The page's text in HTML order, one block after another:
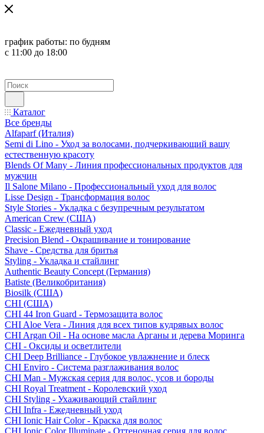
график работы: по будням
с 11:00 до 18:00
Каталог
Все бренды
Alfaparf (Италия)
Semi di Lino - Уход за волосами, подчеркивающий вашу
естественную красоту
Blends Of Many - Линия профессиональных продуктов для
мужчин
Il Salone Milano - Профессиональный уход для волос
Lisse Design - Трансформация волос
Style Stories - Укладка с безупречным результатом
American Crew (США)
Classic - Ежедневный уход
Precision Blend - Окрашивание и тонирование
Shave - Средства для бритья
Styling - Укладка и стайлинг
Authentic Beauty Concept (Германия)
Batiste (Великобритания)
Biosilk (США)
CHI (США)
CHI 44 Iron Guard - Термозащита волос
CHI Aloe Vera - Линия для всех типов кудрявых волос
CHI Argan Oil - На основе масла Арганы и дерева Моринга
CHI - Оксиды и осветлители
CHI Deep Brilliance - Глубокое увлажнение и блеск
CHI Enviro - Система разглаживания волос
CHI Man - Мужская серия для волос, усов и бороды
CHI Royal Treatment - Королевский уход
CHI Styling - Ухаживающий стайлинг
CHI Infra - Ежедневный уход
CHI Ionic Hair Color - Краска для волос
CHI Ionic Color Illuminate - Оттеночная серия для волос